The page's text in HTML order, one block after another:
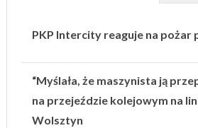
PKP Intercity reaguje na pożar
“Myślała, że maszynista ją
na przejeździe kolejowym na
Wolsztyn